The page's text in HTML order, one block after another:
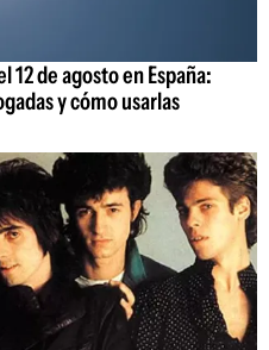
12 de agosto en España:
y cómo usarlas